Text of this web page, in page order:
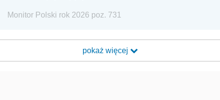
Monitor Polski rok 2026 poz. 731
pokaż więcej